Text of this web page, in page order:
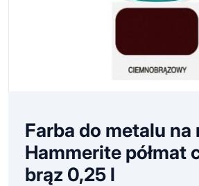
Farba do metalu na
Hammerite półmat
brąz 0,25 l